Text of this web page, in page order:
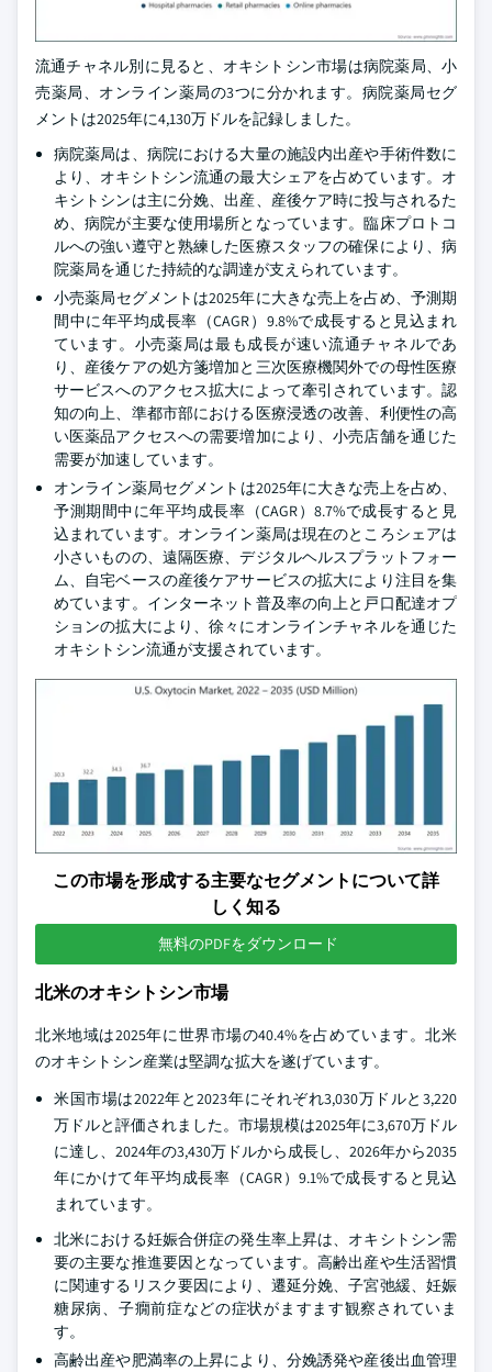
流通チャネル別に見ると、オキシトシン市場は病院薬局、小
売薬局、オンライン薬局の3つに分かれます。病院薬局セグ
メントは2025年に4,130万ドルを記録しました。
病院薬局は、病院における大量の施設内出産や手術件数に
より、オキシトシン流通の最大シェアを占めています。オ
キシトシンは主に分娩、出産、産後ケア時に投与されるた
め、病院が主要な使用場所となっています。臨床プロトコ
ルへの強い遵守と熟練した医療スタッフの確保により、病
院薬局を通じた持続的な調達が支えられています。
小売薬局セグメントは2025年に大きな売上を占め、予測期
間中に年平均成長率（CAGR）9.8%で成長すると見込まれ
ています。小売薬局は最も成長が速い流通チャネルであ
り、産後ケアの処方箋増加と三次医療機関外での母性医療
サービスへのアクセス拡大によって牽引されています。認
知の向上、準都市部における医療浸透の改善、利便性の高
い医薬品アクセスへの需要増加により、小売店舗を通じた
需要が加速しています。
オンライン薬局セグメントは2025年に大きな売上を占め、
予測期間中に年平均成長率（CAGR）8.7%で成長すると見
込まれています。オンライン薬局は現在のところシェアは
小さいものの、遠隔医療、デジタルヘルスプラットフォー
ム、自宅ベースの産後ケアサービスの拡大により注目を集
めています。インターネット普及率の向上と戸口配達オプ
ションの拡大により、徐々にオンラインチャネルを通じた
オキシトシン流通が支援されています。
この市場を形成する主要なセグメントについて詳
しく知る
無料のPDFをダウンロード
北米のオキシトシン市場
北米地域は2025年に世界市場の40.4%を占めています。北米
のオキシトシン産業は堅調な拡大を遂げています。
米国市場は2022年と2023年にそれぞれ3,030万ドルと3,220
万ドルと評価されました。市場規模は2025年に3,670万ドル
に達し、2024年の3,430万ドルから成長し、2026年から2035
年にかけて年平均成長率（CAGR）9.1%で成長すると見込
まれています。
北米における妊娠合併症の発生率上昇は、オキシトシン需
要の主要な推進要因となっています。高齢出産や生活習慣
に関連するリスク要因により、遷延分娩、子宮弛緩、妊娠
糖尿病、子癇前症などの症状がますます観察されていま
す。
高齢出産や肥満率の上昇により、分娩誘発や産後出血管理